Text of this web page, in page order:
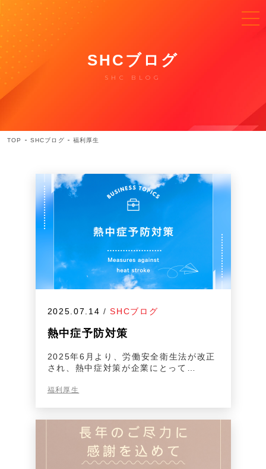
SHCブログ
SHC BLOG
TOP SHCブログ 福利厚生
2025.07.14 /SHCブログ
熱中症予防対策
2025年6月より、労働安全衛生法が改正
され、熱中症対策が企業にとって…
福利厚生